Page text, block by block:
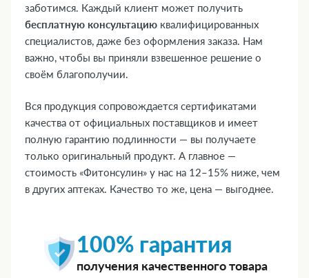
заботимся. Каждый клиент может получить
бесплатную консультацию квалифицированных
специалистов, даже без оформления заказа. Нам
важно, чтобы вы приняли взвешенное решение о
своём благополучии.
Вся продукция сопровождается сертификатами
качества от официальных поставщиков и имеет
полную гарантию подлинности — вы получаете
только оригинальный продукт. А главное —
стоимость «Фитонсулин» у нас на 12–15% ниже, чем
в других аптеках. Качество то же, цена — выгоднее.
100% гарантия
получения качественного товара